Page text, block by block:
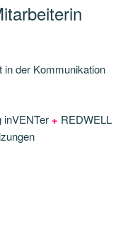
in der Kommunikation
inVENTer+ REDWELL